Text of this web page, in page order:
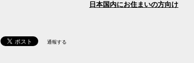
日本国内にお住まいの方向け
通報する